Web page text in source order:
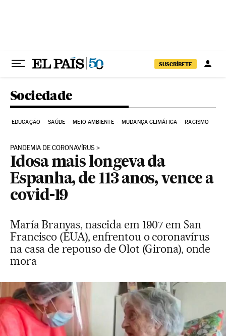
SUSCRÍBETE
Sociedade
EDUCAÇÃO SAÚDE MEIO AMBIENTE MUDANÇA CLIMÁTICA RACISMO
PANDEMIA DE CORONAVÍRUS
Idosa mais longeva da
Espanha, de 113 anos, vence a
covid-19
María Branyas, nascida em 1907 em San
Francisco (EUA), enfrentou o coronavírus
na casa de repouso de Olot (Girona), onde
mora